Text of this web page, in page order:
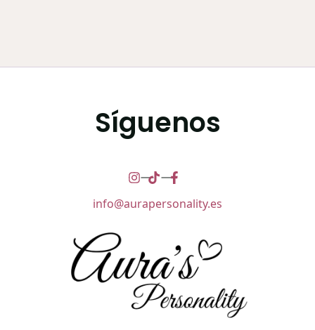
Síguenos
info@aurapersonality.es